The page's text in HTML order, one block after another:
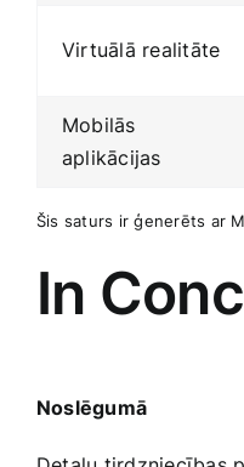
Virtuālā realitāte
Mobilās‍
aplikācijas
Šis saturs ir ģenerēts ar
In
Noslēgumā